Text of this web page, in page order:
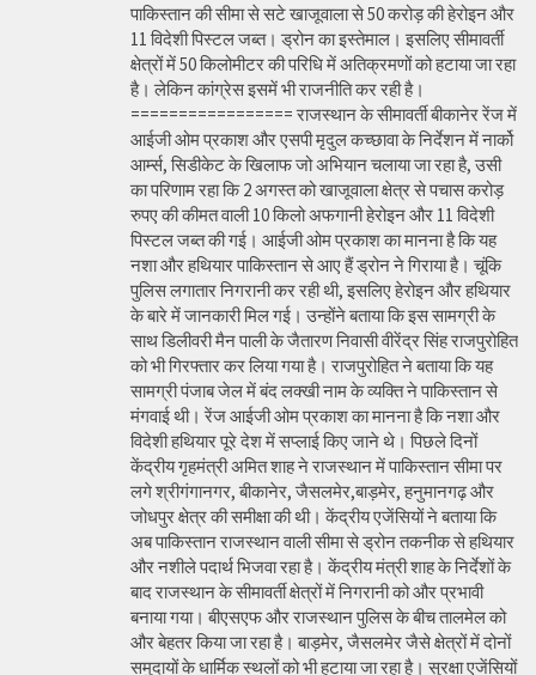
पाकिस्तान की सीमा से सटे खाजूवाला से 50 करोड़ की हेरोइन और
11 विदेशी पिस्टल जब्त। ड्रोन का इस्तेमाल। इसलिए सीमावर्ती
क्षेत्रों में 50 किलोमीटर की परिधि में अतिक्रमणों को हटाया जा रहा
है। लेकिन कांग्रेस इसमें भी राजनीति कर रही है।
================= राजस्थान के सीमावर्ती बीकानेर रेंज में
आईजी ओम प्रकाश और एसपी मृदुल कच्छावा के निर्देशन में नार्को
आर्म्स, सिडीकेट के खिलाफ जो अभियान चलाया जा रहा है, उसी
का परिणाम रहा कि 2 अगस्त को खाजूवाला क्षेत्र से पचास करोड़
रुपए की कीमत वाली 10 किलो अफगानी हेरोइन और 11 विदेशी
पिस्टल जब्त की गई। आईजी ओम प्रकाश का मानना है कि यह
नशा और हथियार पाकिस्तान से आए हैं ड्रोन ने गिराया है। चूंकि
पुलिस लगातार निगरानी कर रही थी, इसलिए हेरोइन और हथियार
के बारे में जानकारी मिल गई। उन्होंने बताया कि इस सामग्री के
साथ डिलीवरी मैन पाली के जैतारण निवासी वीरेंद्र सिंह राजपुरोहित
को भी गिरफ्तार कर लिया गया है। राजपुरोहित ने बताया कि यह
सामग्री पंजाब जेल में बंद लक्खी नाम के व्यक्ति ने पाकिस्तान से
मंगवाई थी। रेंज आईजी ओम प्रकाश का मानना है कि नशा और
विदेशी हथियार पूरे देश में सप्लाई किए जाने थे। पिछले दिनों
केंद्रीय गृहमंत्री अमित शाह ने राजस्थान में पाकिस्तान सीमा पर
लगे श्रीगंगानगर, बीकानेर, जैसलमेर,बाड़मेर, हनुमानगढ़ और
जोधपुर क्षेत्र की समीक्षा की थी। केंद्रीय एजेंसियों ने बताया कि
अब पाकिस्तान राजस्थान वाली सीमा से ड्रोन तकनीक से हथियार
और नशीले पदार्थ भिजवा रहा है। केंद्रीय मंत्री शाह के निर्देशों के
बाद राजस्थान के सीमावर्ती क्षेत्रों में निगरानी को और प्रभावी
बनाया गया। बीएसएफ और राजस्थान पुलिस के बीच तालमेल को
और बेहतर किया जा रहा है। बाड़मेर, जैसलमेर जैसे क्षेत्रों में दोनों
समुदायों के धार्मिक स्थलों को भी हटाया जा रहा है। सुरक्षा एजेंसियों